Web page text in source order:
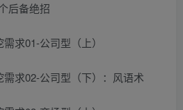
后备绝招
求01-公司型（上）
求02-公司型（下）：风语术